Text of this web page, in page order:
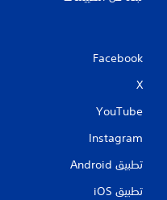
Facebook
X
YouTube
Instagram
تطبيق Android‏
تطبيق iOS‏